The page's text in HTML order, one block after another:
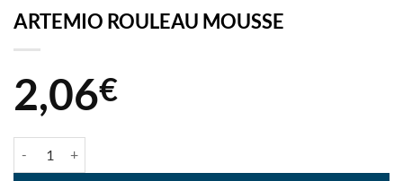
ARTEMIO ROULEAU MOUSSE
2,06€